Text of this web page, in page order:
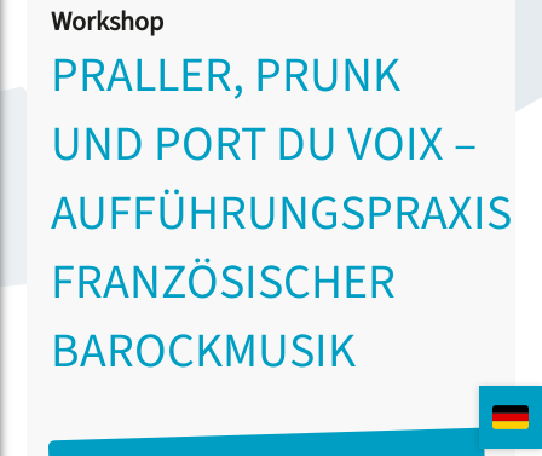
Workshop
PRALLER, PRUNK
UND PORT DU VOIX –
AUFFÜHRUNGSPRAXIS
FRANZÖSISCHER
BAROCKMUSIK